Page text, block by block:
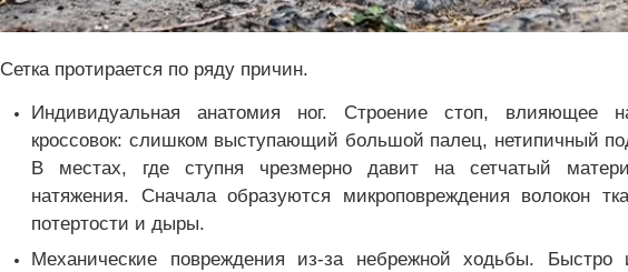
Сетка протирается по ряду причин.
Индивидуальная анатомия ног. Строение стоп, влияющее
кроссовок: слишком выступающий большой палец, нетипичный
В местах, где ступня чрезмерно давит на сетчатый
натяжения. Сначала образуются микроповреждения волокон
потертости и дыры.
Механические повреждения из-за небрежной ходьбы. Быстро